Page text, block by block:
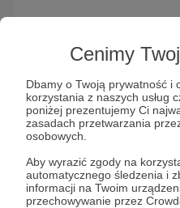
Cenimy
Dbamy o Twoją prywatność i
korzystania z naszych usług
poniżej prezentujemy Ci
zasadach przetwarzania
osobowych.
Aby wyrazić zgody na
automatycznego śledzenia i
informacji na Twoim
przechowywanie przez
Jak
profilu?
Aby zmienić krótki
zalogować się na
Zarządzania przejść
ogólne”, a następnie
“Krótki link profilu”